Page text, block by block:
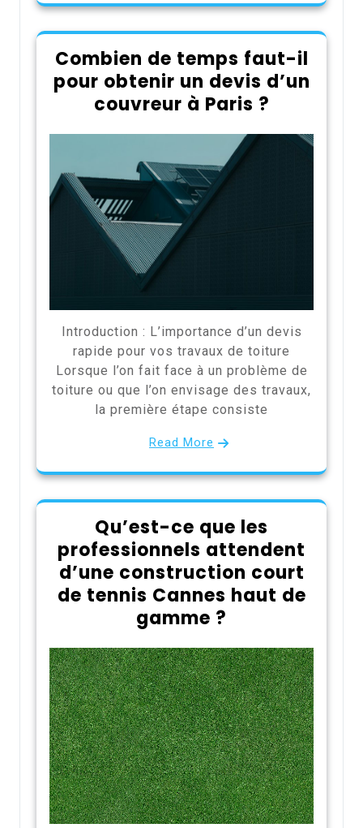
Combien de temps faut-il
pour obtenir un devis d’un
couvreur à Paris ?
Introduction : L’importance d’un devis
rapide pour vos travaux de toiture
Lorsque l’on fait face à un problème de
toiture ou que l’on envisage des travaux,
la première étape consiste
Read More
Qu’est-ce que les
professionnels attendent
d’une construction court
de tennis Cannes haut de
gamme ?